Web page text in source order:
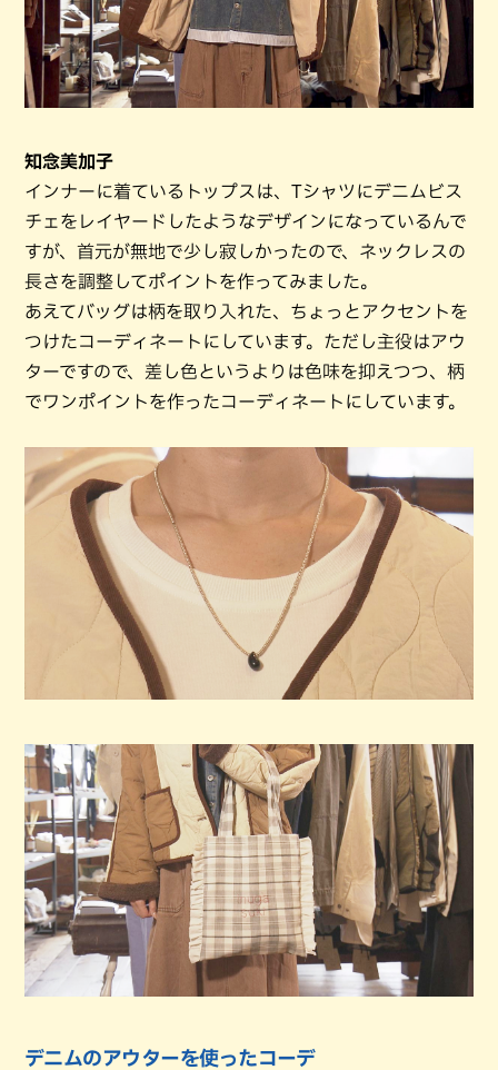
知念美加子
インナーに着ているトップスは、Tシャツにデニムビス
チェをレイヤードしたようなデザインになっているんで
すが、首元が無地で少し寂しかったので、ネックレスの
長さを調整してポイントを作ってみました。
あえてバッグは柄を取り入れた、ちょっとアクセントを
つけたコーディネートにしています。ただし主役はアウ
ターですので、差し色というよりは色味を抑えつつ、柄
でワンポイントを作ったコーディネートにしています。
デニムのアウターを使ったコーデ